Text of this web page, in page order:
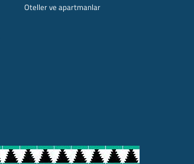
Oteller ve apartmanlar